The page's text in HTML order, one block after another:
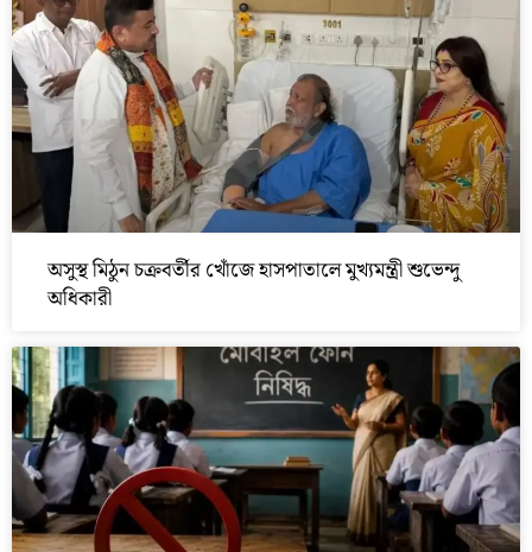
অসুস্থ মিঠুন চক্রবর্তীর খোঁজে হাসপাতালে মুখ্যমন্ত্রী শুভেন্দু
অধিকারী